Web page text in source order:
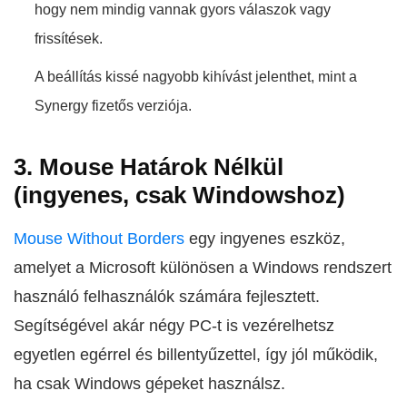
hogy nem mindig vannak gyors válaszok vagy
frissítések.
A beállítás kissé nagyobb kihívást jelenthet, mint a
Synergy fizetős verziója.
3. Mouse Határok Nélkül
(ingyenes, csak Windowshoz)
Mouse Without Borders egy ingyenes eszköz,
amelyet a Microsoft különösen a Windows rendszert
használó felhasználók számára fejlesztett.
Segítségével akár négy PC-t is vezérelhetsz
egyetlen egérrel és billentyűzettel, így jól működik,
ha csak Windows gépeket használsz.